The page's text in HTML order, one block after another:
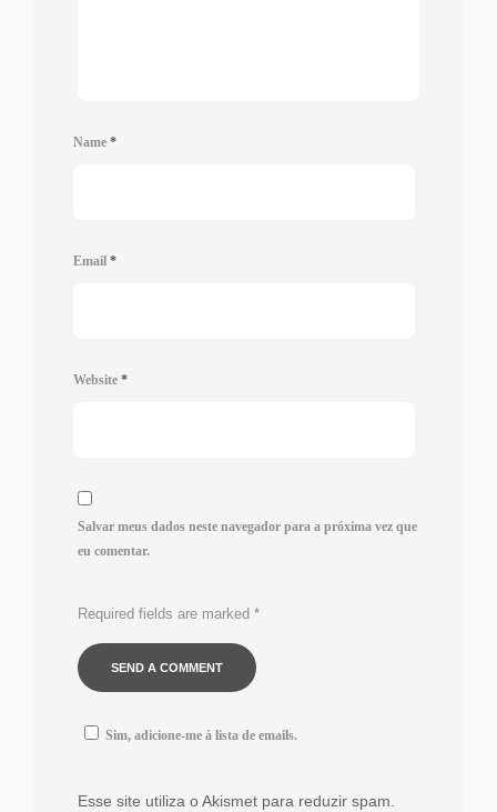
Name *
Email *
Website *
Salvar meus dados neste navegador para a próxima vez que
eu comentar.
Required fields are marked *
Sim, adicione-me à lista de emails.
Esse site utiliza o Akismet para reduzir spam.